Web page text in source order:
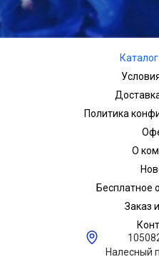
Политика
О
Бесплатное
Заказ
Налесный